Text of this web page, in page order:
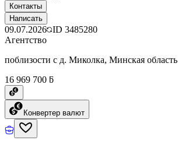
Контакты
Написать
09.07.2026 ID 3485280
Агентство
поблизости с д. Миколка, Минская область
16 969 700 ƃ
Конвертер валют